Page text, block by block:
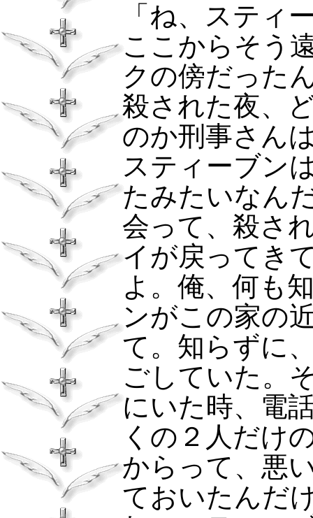
「ね、スティ
ここからそう
クの傍だった
殺された夜、
のか刑事さん
スティーブン
たみたいなん
会って、殺さ
イが戻ってき
よ。俺、何も
ンがこの家の
て。知らずに
ごしていた。
にいた時、電
くの２人だけ
からって、悪
ておいたんだ